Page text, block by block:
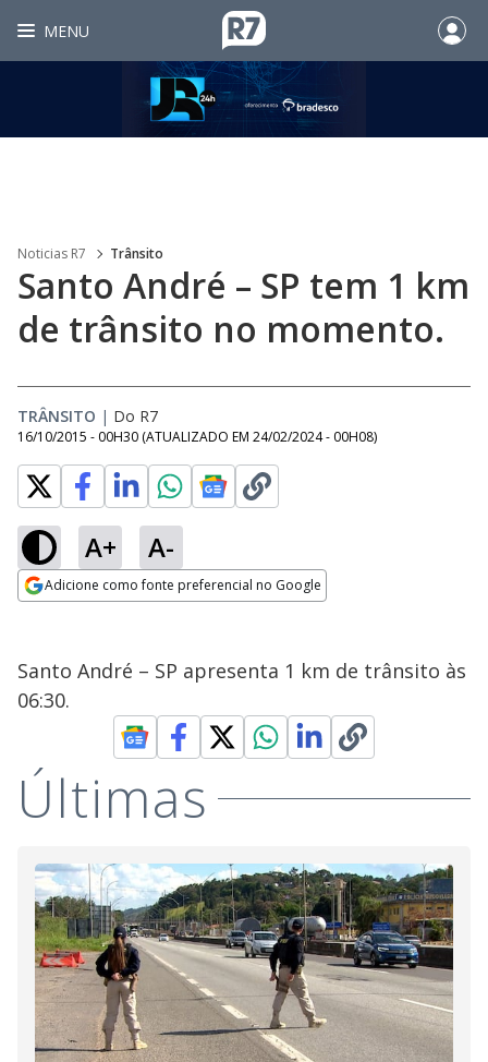
MENU
Noticias R7 Trânsito
Santo André – SP tem 1 km
de trânsito no momento.
TRÂNSITO | Do R7
16/10/2015 - 00H30 (ATUALIZADO EM 24/02/2024 - 00H08)
A+ A-
Adicione como fonte preferencial no Google
Santo André – SP apresenta 1 km de trânsito às
06:30.
Últimas